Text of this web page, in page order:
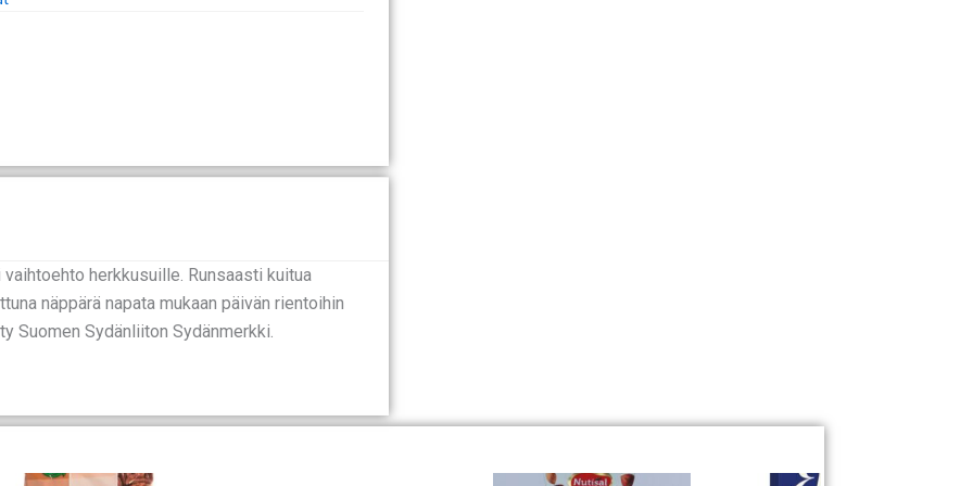
herkkusuille. Runsaasti kuitua
näppärä napata mukaan päivän rientoihin
Suomen Sydänliiton Sydänmerkki.